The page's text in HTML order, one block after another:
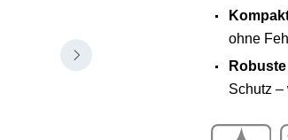
ohne
Schutz –